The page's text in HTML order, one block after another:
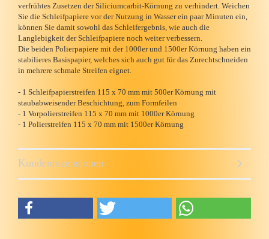
verfrühtes Zusetzen der Siliciumcarbit-Körnung zu verhindert. Weichen
Sie die Schleifpapiere vor der Nutzung in Wasser ein paar Minuten ein,
können Sie damit sowohl das Schleifergebnis, wie auch die
Langlebigkeit der Schleifpapiere noch weiter verbessern.
Die beiden Polierpapiere mit der 1000er und 1500er Körnung haben ein
stabilieres Basispapier, welches sich auch gut für das Zurechtschneiden
in mehrere schmale Streifen eignet.
- 1 Schleifpapierstreifen 115 x 70 mm mit 500er Körnung mit
staubabweisender Beschichtung, zum Formfeilen
- 1 Vorpolierstreifen 115 x 70 mm mit 1000er Körnung
- 1 Polierstreifen 115 x 70 mm mit 1500er Körnung
Kundenrezensionen